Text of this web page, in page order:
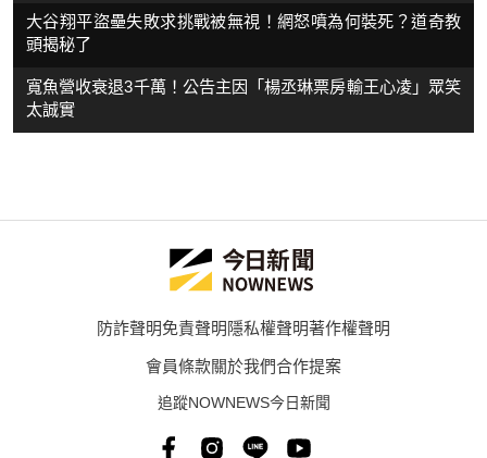
大谷翔平盜壘失敗求挑戰被無視！網怒噴為何裝死？道奇教
頭揭秘了
寬魚營收衰退3千萬！公告主因「楊丞琳票房輸王心凌」眾笑
太誠實
防詐聲明免責聲明隱私權聲明著作權聲明
會員條款關於我們合作提案
追蹤NOWNEWS今日新聞